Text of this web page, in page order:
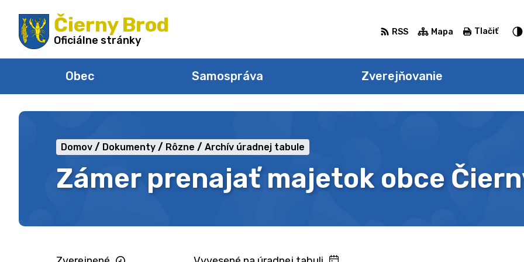
na
obsah
Čierny Brod
Oficiálne stránky
Obec Samospráva Zverejňovanie
RSS Mapa Tlačiť
Zámer prenajať majetok obce
Domov Dokumenty Rôzne Archív úradnej tabule